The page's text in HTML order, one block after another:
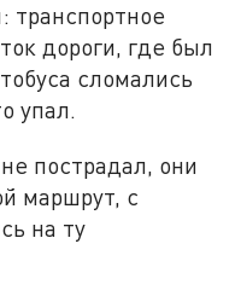
транспортное
дороги, где был
сломались
упал.
пострадал, они
маршрут, с
на ту